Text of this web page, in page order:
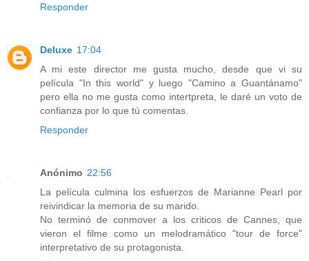
Responder
Deluxe 17:04
A mi este director me gusta mucho, desde que vi su
película "In this world" y luego "Camino a Guantánamo"
pero ella no me gusta como intertpreta, le daré un voto de
confianza por lo que tú comentas.
Responder
Anónimo 22:56
La película culmina los esfuerzos de Marianne Pearl por
reivindicar la memoria de su marido.
No terminó de conmover a los criticos de Cannes, que
vieron el filme como un melodramático "tour de force"
interpretativo de su protagonista.